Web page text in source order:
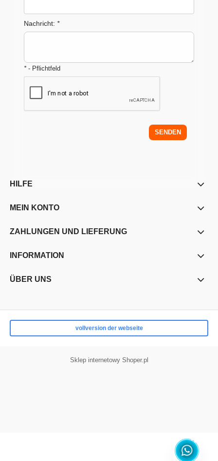
Nachricht: *
*- Pflichtfeld
SENDEN
HILFE
MEIN KONTO
ZAHLUNGEN UND LIEFERUNG
INFORMATION
ÜBER UNS
vollversion der webseite
Sklep internetowy Shoper.pl